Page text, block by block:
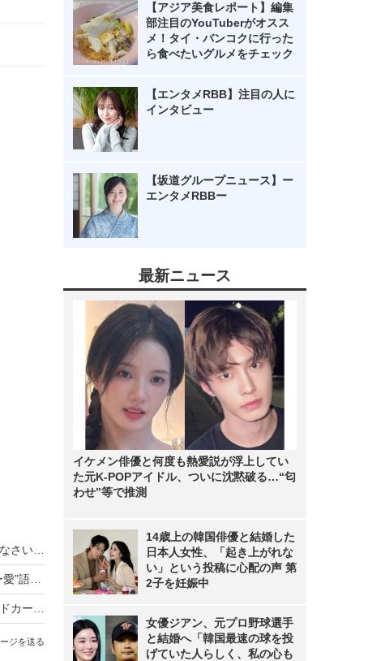
ジを送る
【アジア美食レポート】編集
部注目のYouTuberがオスス
メ！タイ・バンコクに行った
ら食べたいグルメをチェック
【エンタメRBB】注目の人に
インタビュー
【坂道グループニュース】ー
エンタメRBBー
最新ニュース
イケメン俳優と何度も熱愛説が浮上してい
た元K-POPアイドル、ついに沈黙破る…“匂
わせ”等で推測
14歳上の韓国俳優と結婚した
日本人女性、「起き上がれな
い」という投稿に心配の声 第
2子を妊娠中
女優ジアン、元プロ野球選手
と結婚へ「韓国最速の球を投
げていた人らしく、私の心も